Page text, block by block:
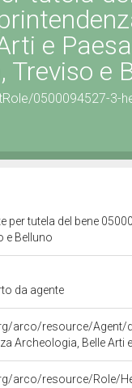
e
Treviso e
0500094527-3-
per tutela del bene
e Belluno
da agente
arco/resource/Agent/
Archeologia, Belle Arti
arco/resource/Role/